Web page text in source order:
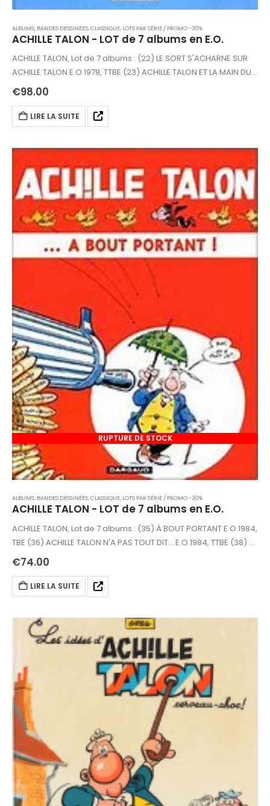
ALBUMS, BANDES DESSINÉES,CLASSIQUE, LOTS PAR SÉRIE / PROMO -30%
ACHILLE TALON - LOT de 7 albums en E.O.
ACHILLE TALON, Lot de 7 albums : (22) LE SORT S'ACHARNE SUR
ACHILLE TALON E.O.1979, TTBE (23) ACHILLE TALON ET LA MAIN DU
SERPENT E.O.1979, tampon page de garde, TBE (25) ACHILLE
L'ARME DU CROCODILE E.O.1980, TTBE (30) ACHILLE TALON A UN
GROS NEZ E.O.1982, TTBE (33) ACHILLE TALON ET LA VIE SECRÈTE
TALON E.O.1983, TTBE
€98.00
LIRE LA SUITE
RUPTURE DE STOCK
ALBUMS, BANDES DESSINÉES,CLASSIQUE, LOTS PAR SÉRIE / PROMO -30%
ACHILLE TALON - LOT de 7 albums en E.O.
ACHILLE TALON, Lot de 7 albums : (35) À BOUT PORTANT E.O.1984,
TBE (36) ACHILLE TALON N'A PAS TOUT DIT… E.O.1984, TTBE (38) A.
TALON CONTRE DOCTEUR CHACAL ET MISTER BIDE E.O.1987, TTBE
MUSÉE ACHILLE TALON E.O.1996, Neuf (43) ACHILLE TALON A LA
MAIN VERTE… E.O.1998, Neuf (45) LE MAÎTRE EST TALON E.O.2001,
€74.00
LIRE LA SUITE